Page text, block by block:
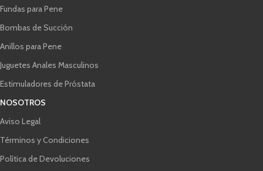
Fundas para Pene
Bombas de Succión
Anillos para Pene
Juguetes Anales Masculinos
Estimuladores de Próstata
NOSOTROS
Aviso Legal
Términos y Condiciones
Política de Devoluciones